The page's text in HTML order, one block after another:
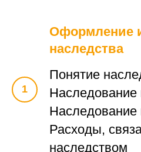
Оформление
наследства
Понятие
Наследование
Расходы,
наследством